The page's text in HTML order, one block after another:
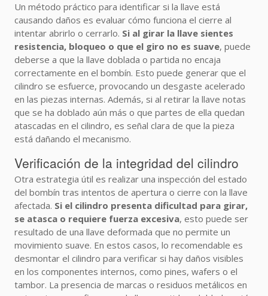
Un método práctico para identificar si la llave está
causando daños es evaluar cómo funciona el cierre al
intentar abrirlo o cerrarlo. Si al girar la llave sientes
resistencia, bloqueo o que el giro no es suave, puede
deberse a que la llave doblada o partida no encaja
correctamente en el bombín. Esto puede generar que el
cilindro se esfuerce, provocando un desgaste acelerado
en las piezas internas. Además, si al retirar la llave notas
que se ha doblado aún más o que partes de ella quedan
atascadas en el cilindro, es señal clara de que la pieza
está dañando el mecanismo.
Verificación de la integridad del cilindro
Otra estrategia útil es realizar una inspección del estado
del bombín tras intentos de apertura o cierre con la llave
afectada. Si el cilindro presenta dificultad para girar,
se atasca o requiere fuerza excesiva, esto puede ser
resultado de una llave deformada que no permite un
movimiento suave. En estos casos, lo recomendable es
desmontar el cilindro para verificar si hay daños visibles
en los componentes internos, como pines, wafers o el
tambor. La presencia de marcas o residuos metálicos en